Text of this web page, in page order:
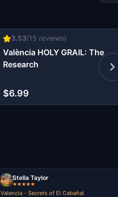
3.53(15 reviews)
València HOLY GRAIL: The
Research
$6.99
Stella Taylor
Valencia - Secrets of El Cabañal